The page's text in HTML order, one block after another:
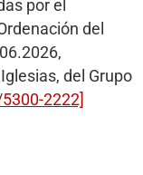
por el
del
del Grupo
5300-2222]